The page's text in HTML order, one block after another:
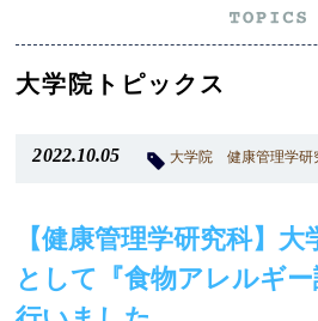
大学院トピックス
2022.10.05 大学院 健康管理学研
【健康管理学研究科】
として『食物アレルギ